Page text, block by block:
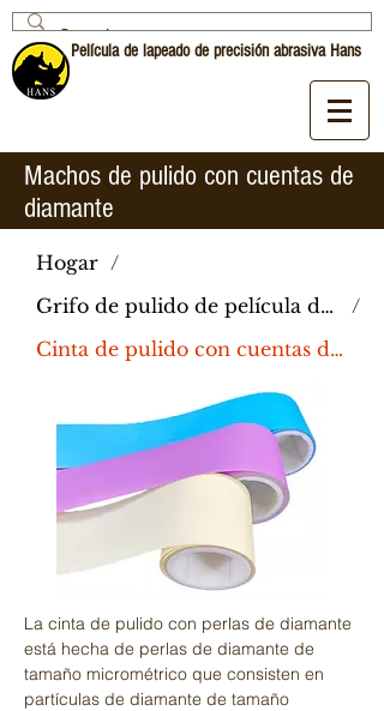
Película de lapeado de precisión abrasiva Hans
Machos de pulido con cuentas de
diamante
Hogar /
Grifo de pulido de película de lapeado
/
Cinta de pulido con cuentas de diamante
La cinta de pulido con perlas de diamante
está hecha de perlas de diamante de
tamaño micrométrico que consisten en
partículas de diamante de tamaño